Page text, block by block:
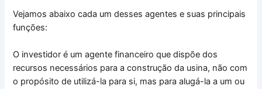
Vejamos abaixo cada um desses agentes e suas principais
funções:
O investidor é um agente financeiro que dispõe dos
recursos necessários para a construção da usina, não com
o propósito de utilizá-la para si, mas para alugá-la a um ou